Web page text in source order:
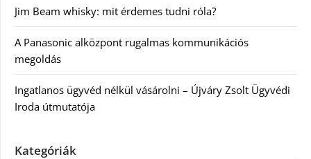
Jim Beam whisky: mit érdemes tudni róla?
A Panasonic alközpont rugalmas kommunikációs
megoldás
Ingatlanos ügyvéd nélkül vásárolni – Újváry Zsolt Ügyvédi
Iroda útmutatója
Kategóriák